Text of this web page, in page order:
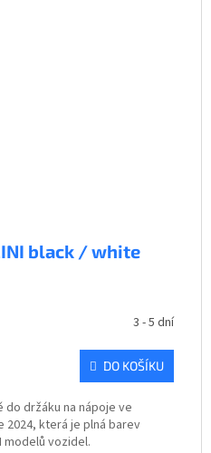
black / white
3 - 5 dní
DO KOŠÍKU
držáku na nápoje ve
2024, která je plná barev
modelů vozidel.